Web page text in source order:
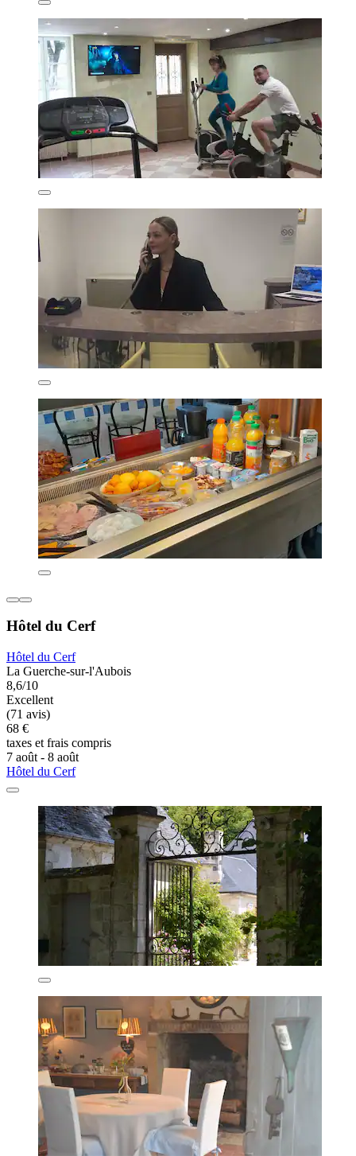
Hôtel du Cerf
Hôtel du Cerf
La Guerche-sur-l'Aubois
8,6/10
Excellent
(71 avis)
68 €
taxes et frais compris
7 août - 8 août
Hôtel du Cerf